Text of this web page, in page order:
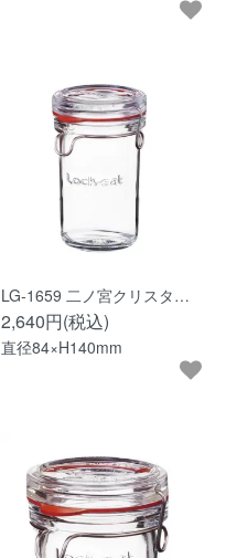
LG-1659 二ノ宮クリスタ…
2,640円(税込)
直径84×H140mm